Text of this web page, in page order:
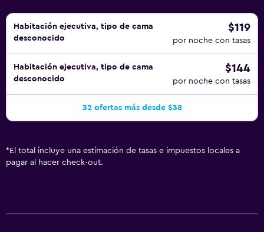
Habitación ejecutiva, tipo de cama
desconocido
$119
por noche con tasas
Habitación ejecutiva, tipo de cama
desconocido
$144
por noche con tasas
32 ofertas más desde $38
* El total incluye una estimación de tasas e impuestos locales a
pagar al hacer check-out.